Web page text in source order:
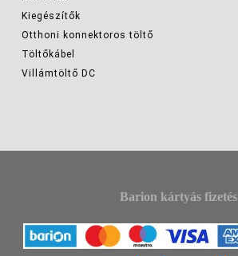
Kiegészítők
Otthoni konnektoros töltő
Töltőkábel
Villámtöltő DC
Barion kártyás fizetés